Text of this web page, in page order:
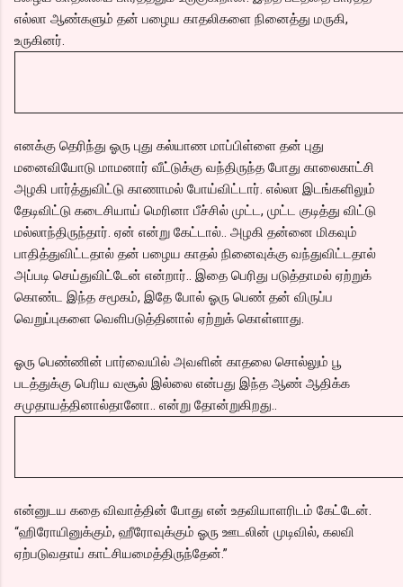
எல்லா ஆண்களும் தன் பழைய காதலிகளை நினைத்து மருகி,
உருகினர்.
எனக்கு தெரிந்து ஓரு புது கல்யாண மாப்பிள்ளை தன் புது
மனைவியோடு மாமனார் வீட்டுக்கு வந்திருந்த போது காலைகாட்சி
அழகி பார்த்துவிட்டு காணாமல் போய்விட்டார். எல்லா இடங்களிலும்
தேடிவிட்டு கடைசியாய் மெரினா பீச்சில் முட்ட, முட்ட குடித்து விட்டு
மல்லாந்திருந்தார். ஏன் என்று கேட்டால்.. அழகி தன்னை மிகவும்
பாதித்துவிட்டதால் தன் பழைய காதல் நினைவுக்கு வந்துவிட்டதால்
அப்படி செய்துவிட்டேன் என்றார்.. இதை பெரிது படுத்தாமல் ஏற்றுக்
கொண்ட இந்த சமூகம், இதே போல் ஓரு பெண் தன் விருப்ப
வெறுப்புகளை வெளிபடுத்தினால் ஏற்றுக் கொள்ளாது.
ஓரு பெண்ணின் பார்வையில் அவளின் காதலை சொல்லும் பூ
படத்துக்கு பெரிய வசூல் இல்லை என்பது இந்த ஆண் ஆதிக்க
சமுதாயத்தினால்தானோ.. என்று தோன்றுகிறது..
என்னுடய கதை விவாத்தின் போது என் உதவியாளரிடம் கேட்டேன்.
“ஹிரோயினுக்கும், ஹீரோவுக்கும் ஓரு ஊடலின் முடிவில், கலவி
ஏற்படுவதாய் காட்சியமைத்திருந்தேன்.”